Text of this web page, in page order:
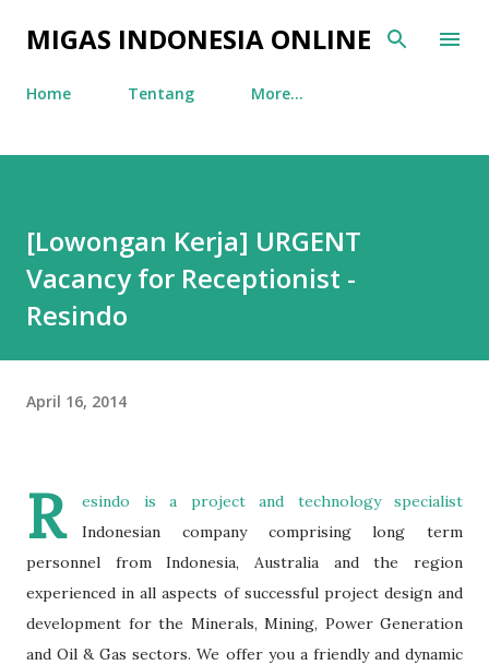
Skip to main content
MIGAS INDONESIA ONLINE
Home Tentang More…
[Lowongan Kerja] URGENT
Vacancy for Receptionist -
Resindo
April 16, 2014
R
esindo is a project and technology specialist
Indonesian company comprising long term
personnel from Indonesia, Australia and the region
experienced in all aspects of successful project design and
development for the Minerals, Mining, Power Generation
and Oil & Gas sectors. We offer you a friendly and dynamic